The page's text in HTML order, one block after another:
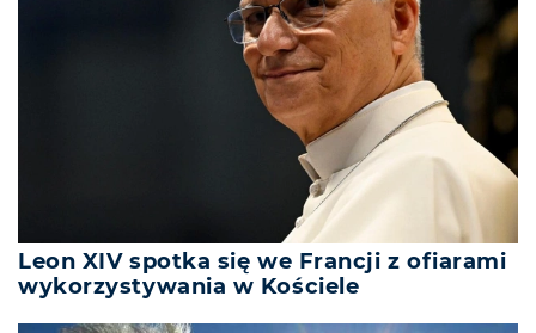
Leon XIV spotka się we Francji z ofiarami
wykorzystywania w Kościele